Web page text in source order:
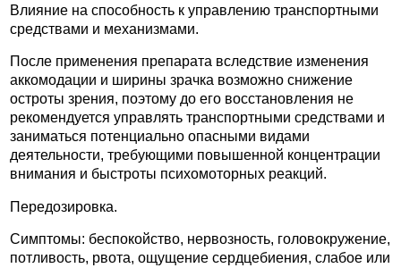
Влияние на способность к управлению транспортными
средствами и механизмами.
После применения препарата вследствие изменения
аккомодации и ширины зрачка возможно снижение
остроты зрения, поэтому до его восстановления не
рекомендуется управлять транспортными средствами и
заниматься потенциально опасными видами
деятельности, требующими повышенной концентрации
внимания и быстроты психомоторных реакций.
Передозировка.
Симптомы: беспокойство, нервозность, головокружение,
потливость, рвота, ощущение сердцебиения, слабое или